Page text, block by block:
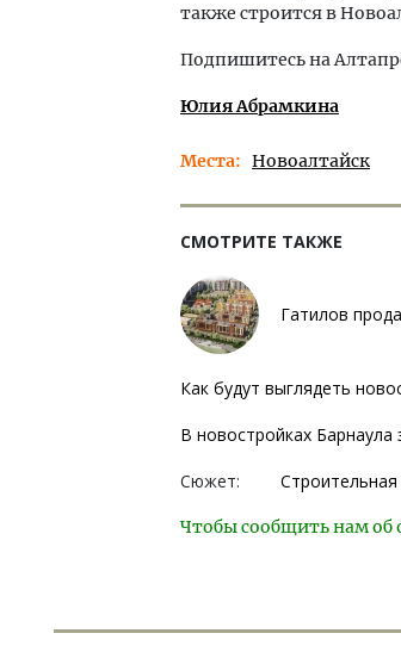
также строится в
Подпишитесь на
Юлия Абрамкина
Места Новоалтайск
СМОТРИТЕ ТАКЖЕ
Гатилов
Как будут выглядеть
В новостройках
Сюжет:
Чтобы сообщить нам